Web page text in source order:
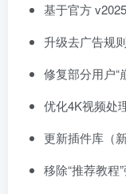
基于官方
升级去广告规
修复部分用户“
优化4K视频处
更新插件库（
移除“推荐教程